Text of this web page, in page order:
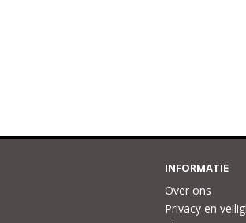
INFORMATIE
Over ons
Privacy en